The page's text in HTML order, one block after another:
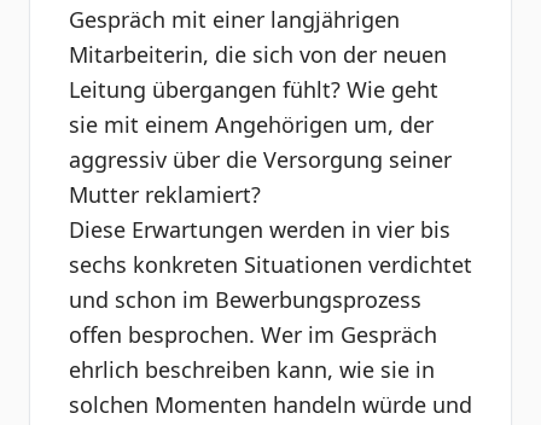
Gespräch mit einer langjährigen
Mitarbeiterin, die sich von der neuen
Leitung übergangen fühlt? Wie geht
sie mit einem Angehörigen um, der
aggressiv über die Versorgung seiner
Mutter reklamiert?
Diese Erwartungen werden in vier bis
sechs konkreten Situationen verdichtet
und schon im Bewerbungsprozess
offen besprochen. Wer im Gespräch
ehrlich beschreiben kann, wie sie in
solchen Momenten handeln würde und